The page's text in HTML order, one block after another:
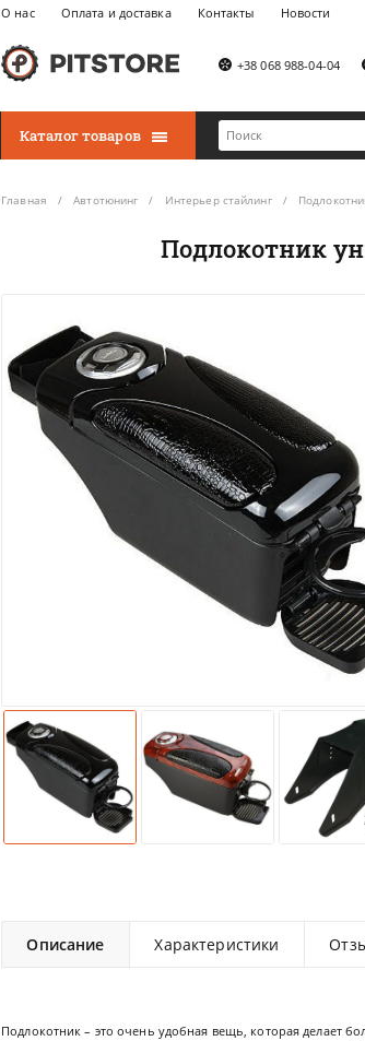
О нас Оплата и доставка Контакты Новости
+38 068 988-04-04
Каталог товаров
Главная Автотюнинг Интерьер стайлинг
Подлокотник
Описание Характеристики
Подлокотник – это очень удобная вещь, которая делает